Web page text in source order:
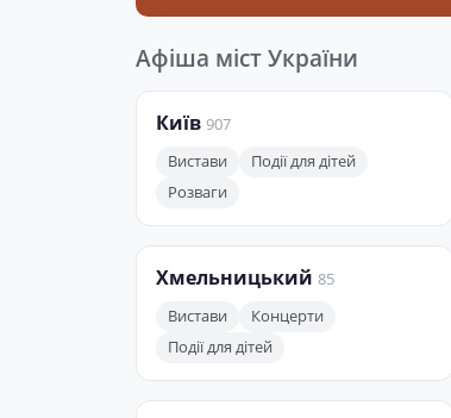
Афіша міст України
Київ 907
Вистави
Події для дітей
Розваги
Хмельницький 85
Вистави
Концерти
Події для дітей